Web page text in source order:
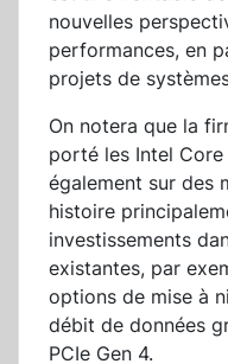
nouvelles
performances, en
projets de
On notera que la
porté les Intel Core
également sur des
histoire
investissements
existantes, par
options de mise à
débit de données
PCIe Gen 4.